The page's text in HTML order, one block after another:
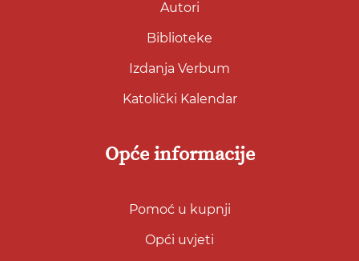
Autori
Biblioteke
Izdanja Verbum
Katolički Kalendar
Opće informacije
Pomoć u kupnji
Opći uvjeti